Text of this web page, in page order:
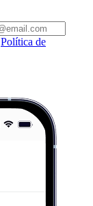
Política de